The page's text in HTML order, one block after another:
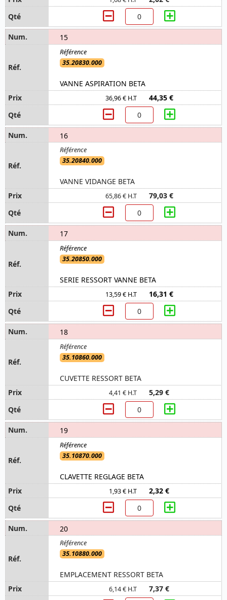
15
35.20830.000
VANNE ASPIRATION BETA
36,96 € H.T 44,35 €
16
35.20840.000
VANNE VIDANGE BETA
65,86 € H.T 79,03 €
17
35.20850.000
SERIE RESSORT VANNE BETA
13,59 € H.T 16,31 €
18
35.10860.000
CUVETTE RESSORT BETA
4,41 € H.T 5,29 €
19
35.10870.000
CLAVETTE REGLAGE BETA
1,93 € H.T 2,32 €
20
35.10880.000
EMPLACEMENT RESSORT BETA
6,14 € H.T 7,37 €